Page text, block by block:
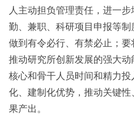
人主动担负管理责任，进一
勤、兼职、科研项目申报等制
做到有令必行、有禁必止；
推动研究所创新发展的强大
核心和骨干人员时间和精力
化、建制化优势，推动关键
果产出。